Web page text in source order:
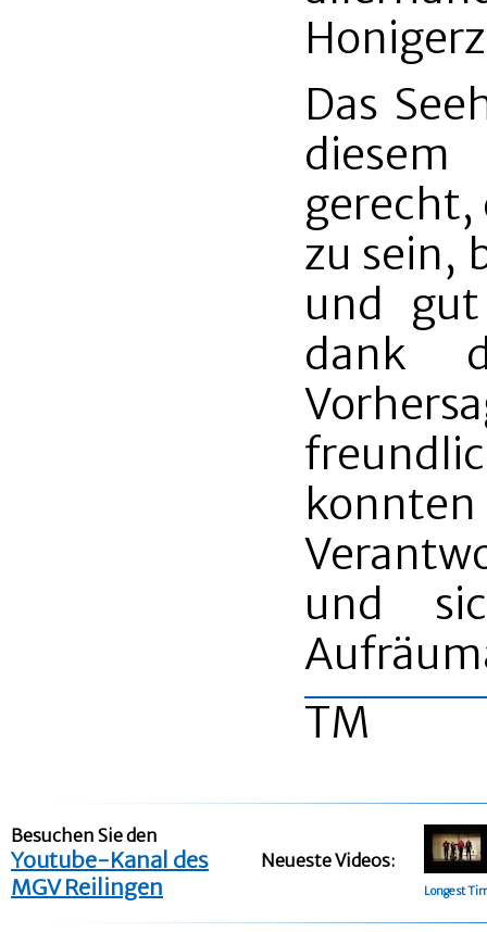
Das
gerecht,
zu sein,
und
dank
und
TM
Besuchen Sie den
Youtube-Kanal des
MGV Reilingen
Neueste Videos:
Longest